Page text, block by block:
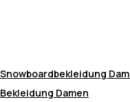
Snowboardbekleidung
Bekleidung Damen